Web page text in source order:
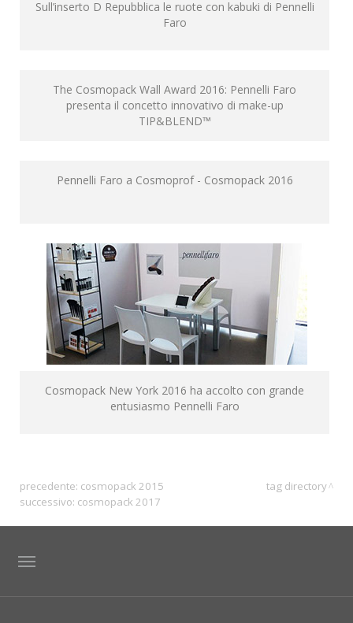
Sull’inserto D Repubblica le ruote con kabuki di Pennelli
Faro
The Cosmopack Wall Award 2016: Pennelli Faro
presenta il concetto innovativo di make-up
TIP&BLEND™
Pennelli Faro a Cosmoprof - Cosmopack 2016
Cosmopack New York 2016 ha accolto con grande
entusiasmo Pennelli Faro
precedente: cosmopack 2015
successivo: cosmopack 2017
tag directory